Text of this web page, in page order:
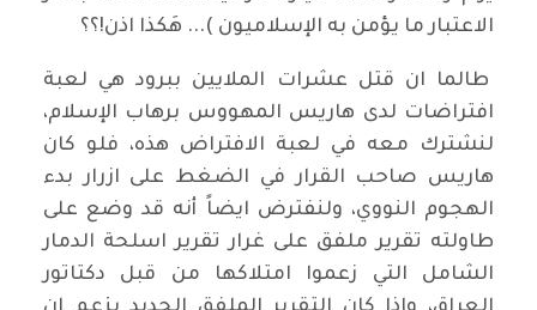
الاعتبار ما يؤمن به الإسلاميون )... هَكذا اذن!؟؟
طالما ان قتل عشرات الملايين ببرود هي لعبة
افتراضات لدى هاريس المهووس برهاب الإسلام،
لنشترك معه في لعبة الافتراض هذه، فلو كان
هاريس صاحب القرار في الضغط على ازرار بدء
الهجوم النووي، ولنفترض ايضاً أنه قد وضع على
طاولته تقرير ملفق على غرار تقرير اسلحة الدمار
الشامل التي زعموا امتلاكها من قبل دكتاتور